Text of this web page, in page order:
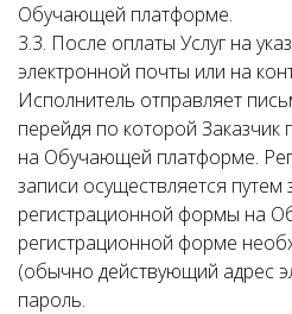
Обучающей платформе.
3.3. После оплаты Услуг на
электронной почты или на
Исполнитель отправляет
перейдя по которой Заказчик
на Обучающей платформе.
записи осуществляется путем
регистрационной формы на
регистрационной форме
(обычно действующий адрес
пароль.